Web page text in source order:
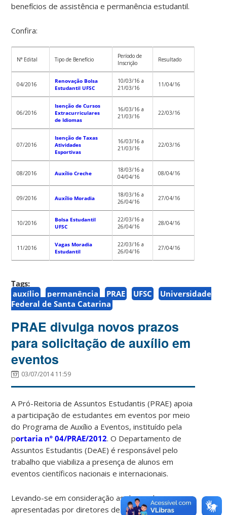
benefícios de assistência e permanência estudantil.
Confira:
N° Edital Tipo de Benefício
Período de
Inscrição
Resultado
04/2016
Renovação Bolsa
Estudantil UFSC
10/03/16 a
21/03/16
11/04/16
06/2016
Isenção de Cursos
Extracurriculares
de Idiomas
16/03/16 a
21/03/16
22/03/16
07/2016
Isenção de Taxas
Atividades
Esportivas
16/03/16 a
21/03/16
22/03/16
08/2016 Auxílio Creche
18/03/16 a
04/04/16
08/04/16
09/2016 Auxílio Moradia
18/03/16 a
26/04/16
27/04/16
10/2016
Bolsa Estudantil
UFSC
22/03/16 a
26/04/16
28/04/16
11/2016
Vagas Moradia
Estudantil
22/03/16 a
26/04/16
27/04/16
Tags:
auxílio
permanência PRAE UFSC
Universidade
Federal de Santa Catarina
PRAE divulga novos prazos
para solicitação de auxílio em
eventos
03/07/2014 11:59
A Pró-Reitoria de Assuntos Estudantis (PRAE) apoia
a participação de estudantes em eventos por meio
do Programa de Auxílio a Eventos, instituído pela
portaria nº 04/PRAE/2012. O Departamento de
Assuntos Estudantis (DeAE) é responsável pelo
trabalho que viabiliza a presença de alunos em
eventos científicos nacionais e internacionais.
Levando-se em consideração as demandas
apresentadas por diretores de campi e de centros